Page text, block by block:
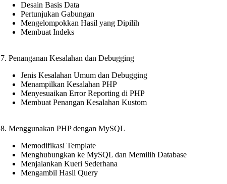
Desain Basis Data
Pertunjukan Gabungan
Mengelompokkan Hasil yang Dipilih
Membuat Indeks
7. Penanganan Kesalahan dan Debugging
Jenis Kesalahan Umum dan Debugging
Menampilkan Kesalahan PHP
Menyesuaikan Error Reporting di PHP
Membuat Penangan Kesalahan Kustom
8. Menggunakan PHP dengan MySQL
Memodifikasi Template
Menghubungkan ke MySQL dan Memilih Database
Menjalankan Kueri Sederhana
Mengambil Hasil Query